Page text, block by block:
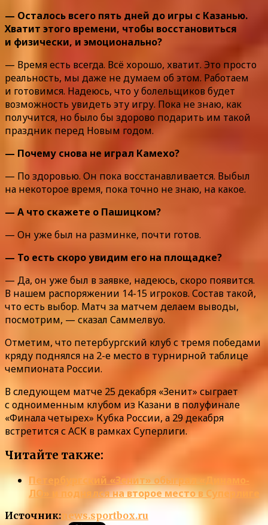
— Осталось всего пять дней до игры с Казанью.
Хватит этого времени, чтобы восстановиться
и физически, и эмоционально?
— Время есть всегда. Всё хорошо, хватит. Это просто
реальность, мы даже не думаем об этом. Работаем
и готовимся. Надеюсь, что у болельщиков будет
возможность увидеть эту игру. Пока не знаю, как
получится, но было бы здорово подарить им такой
праздник перед Новым годом.
— Почему снова не играл Камехо?
— По здоровью. Он пока восстанавливается. Выбыл
на некоторое время, пока точно не знаю, на какое.
— А что скажете о Пашицком?
— Он уже был на разминке, почти готов.
— То есть скоро увидим его на площадке?
— Да, он уже был в заявке, надеюсь, скоро появится.
В нашем распоряжении 14-15 игроков. Состав такой,
что есть выбор. Матч за матчем делаем выводы,
посмотрим, — сказал Саммелвуо.
Отметим, что петербургский клуб с тремя победами
кряду поднялся на 2-е место в турнирной таблице
чемпионата России.
В следующем матче 25 декабря «Зенит» сыграет
с одноименным клубом из Казани в полуфинале
«Финала четырех» Кубка России, а 29 декабря
встретится с АСК в рамках Суперлиги.
Читайте также:
Петербургский «Зенит» обыграл «Динамо-
ЛО» и поднялся на второе место в Суперлиге
Источник:news.sportbox.ru